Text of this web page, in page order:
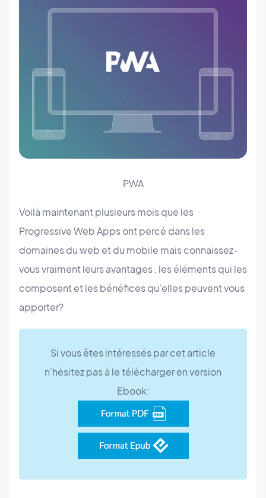
PWA
Voilà maintenant plusieurs mois que les
Progressive Web Apps ont percé dans les
domaines du web et du mobile mais connaissez-
vous vraiment leurs avantages , les éléments qui les
composent et les bénéfices qu’elles peuvent vous
apporter?
Si vous êtes intéressés par cet article
n'hésitez pas à le télécharger en version
Ebook: